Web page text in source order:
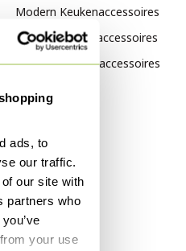
ads, to
our traffic.
our site with
partners who
your use
Modern Keukenaccessoires
Vintage Keukenaccessoires
Klassiek Keukenaccessoires
Populariteit
Vitra
Fluweel Banken
Marmer Tafels